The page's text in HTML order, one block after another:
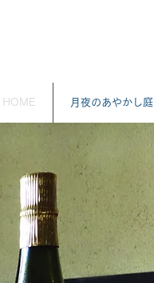
HOME 月夜のあやかし庭